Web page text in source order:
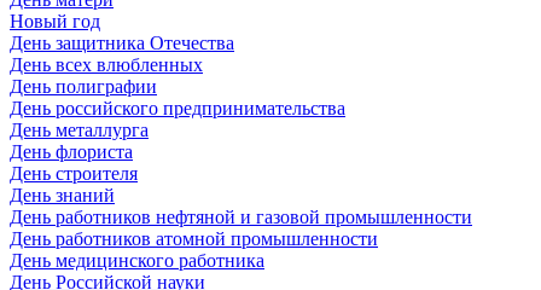
Новый год
День защитника Отечества
День всех влюбленных
День полиграфии
День российского предпринимательства
День металлурга
День флориста
День строителя
День знаний
День работников нефтяной и газовой промышленности
День работников атомной промышленности
День медицинского работника
День Российской науки